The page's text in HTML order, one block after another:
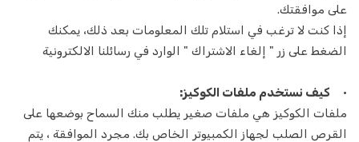
يجلس الطفل
تنظيف المكاتب
الخادمات
على موافقتك.
إذا كنت لا ترغب في استلام تلك المعلومات بعد ذلك، يمكنك
الضغط على زر " إلغاء الاشتراك " الوارد في رسائلنا الالكترونية
•
كيف نستخدم ملفات الكوكيز:
ملفات الكوكيز هي ملفات صغير يطلب منك السماح بوضعها على
القرص الصلب لجهاز الكمبيوتر الخاص بك. مجرد الموافقة ، يتم